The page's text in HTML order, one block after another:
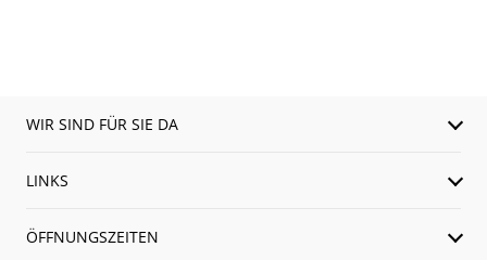
WIR SIND FÜR SIE DA
LINKS
ÖFFNUNGSZEITEN